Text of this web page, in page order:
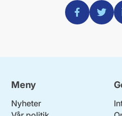
Dela viaDela via
Meny
Nyheter